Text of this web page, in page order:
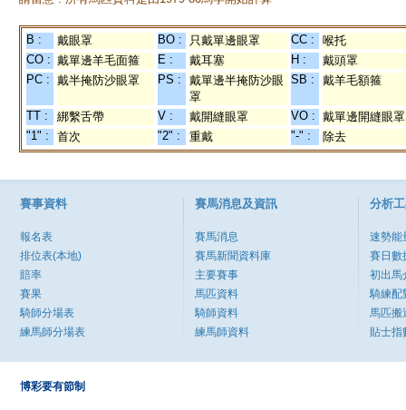
B : 戴眼罩 BO : 只戴單邊眼罩 CC :
喉托
CO : 戴單邊羊毛面箍 E : 戴耳塞 H :
戴頭罩
PC : 戴半掩防沙眼罩 PS :
戴單邊半掩防沙眼
罩
SB : 戴羊毛額箍
TT : 綁繫舌帶 V : 戴開縫眼罩 VO : 戴單邊開縫眼罩
"1" :
首次 "2" : 重戴 "-" : 除去
賽事資料
報名表
排位表(本地)
賠率
賽果
騎師分場表
練馬師分場表
賽馬消息及資訊
賽馬消息
賽馬新聞資料庫
主要賽事
馬匹資料
騎師資料
練馬師資料
分析
速勢能
賽日數
初出馬
騎練配
馬匹搬
貼士指
博彩要有節制